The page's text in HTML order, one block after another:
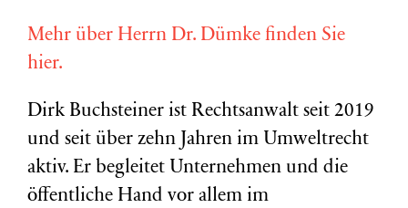
Mehr über Herrn Dr. Dümke finden Sie
hier.
Dirk Buchsteiner ist Rechtsanwalt seit 2019
und seit über zehn Jahren im Umweltrecht
aktiv. Er begleitet Unternehmen und die
öffentliche Hand vor allem im